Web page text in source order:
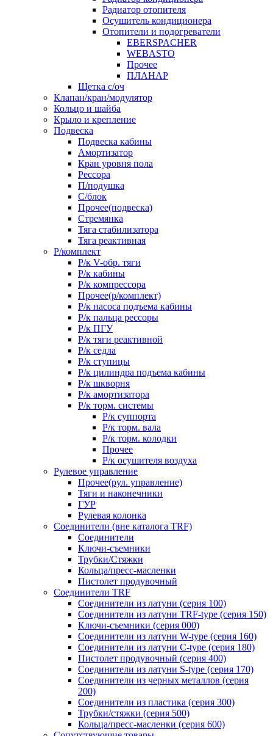
Радиатор отопителя
Осушитель кондиционера
Отопители и подогреватели
EBERSPACHER
WEBASTO
Прочее
ПЛАНАР
Щетка с/оч
Клапан/кран/модулятор
Кольцо и шайба
Крыло и крепление
Подвеска
Подвеска кабины
Амортизатор
Кран уровня пола
Рессора
П/подушка
С/блок
Прочее(подвеска)
Стремянка
Тяга стабилизатора
Тяга реактивная
Р/комплект
Р/к V-обр. тяги
Р/к кабины
Р/к компрессора
Прочее(р/комплект)
Р/к насоса подъема кабины
Р/к пальца рессоры
Р/к ПГУ
Р/к тяги реактивной
Р/к седла
Р/к ступицы
Р/к цилиндра подъема кабины
Р/к шкворня
Р/к амортизатора
Р/к торм. системы
Р/к суппорта
Р/к торм. вала
Р/к торм. колодки
Прочее
Р/к осушителя воздуха
Рулевое управление
Прочее(рул. управление)
Тяги и наконечники
ГУР
Рулевая колонка
Соединители (вне каталога TRF)
Соединители
Ключи-cъемники
Трубки/Стяжки
Кольца/пресс-масленки
Пистолет продувочный
Соединители TRF
Соединители из латуни (серия 100)
Соединители из латуни TRF-type (серия 150)
Ключи-съемники (серия 000)
Соединители из латуни W-type (серия 160)
Соединители из латуни С-type (серия 180)
Пистолет продувочный (серия 400)
Соединители из латуни S-type (серия 170)
Соединители из черных металлов (серия
200)
Соединители из пластика (серия 300)
Трубки/стяжки (серия 500)
Кольца/пресс-масленки (серия 600)